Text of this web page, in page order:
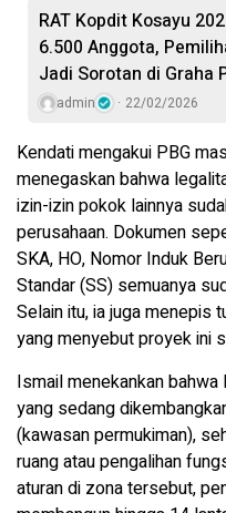
RAT Kopdit Kosayu
6.500 Anggota,
Jadi Sorotan di Graha
admin 22/02/2026
Kendati mengakui PBG
menegaskan bahwa
izin-izin pokok lainnya
perusahaan. Dokumen
SKA, HO, Nomor Induk
Standar (SS) semuanya
Selain itu, ia juga menepis
yang menyebut proyek ini
Ismail menekankan
yang sedang
(kawasan permukiman),
ruang atau pengalihan
aturan di zona tersebut,